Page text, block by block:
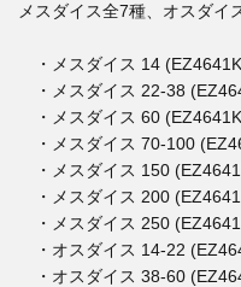
メスダイス全7種、オスダイ
・メスダイス 14
・メスダイス 22-38
・メスダイス 60
・メスダイス 70-100
・メスダイス 150
・メスダイス 200
・メスダイス 250
・オスダイス 14-22
・オスダイス 38-60